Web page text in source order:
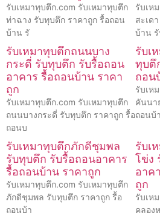
รับเหมาทุบตึก.com รับเหมาทุบตึก
ท่าฉาง รับทุบตึก ราคาถูก รื้อถอน
บ้าน รั
รับเห
สะเด
บ้าน
รับเหมาทุบตึกถนนบาง
กระดี่ รับทุบตึก รับรื้อถอน
อาคาร รื้อถอนบ้าน ราคา
ถูก
รับเหมาทุบตึก.com รับเหมาทุบตึก
ถนนบางกระดี่ รับทุบตึก ราคาถูก รื้อ
ถอนบ
รับเ
ทุบตึ
ถอน
รับเห
คันนา
ถอนบ้
รับเหมาทุบตึกภักดีชุมพล
รับทุบตึก รับรื้อถอนอาคาร
รื้อถอนบ้าน ราคาถูก
รับเหมาทุบตึก.com รับเหมาทุบตึก
ภักดีชุมพล รับทุบตึก ราคาถูก รื้อ
ถอนบ้า
รับเ
โข่ง
อาค
ถูก
รับเห
คลอง